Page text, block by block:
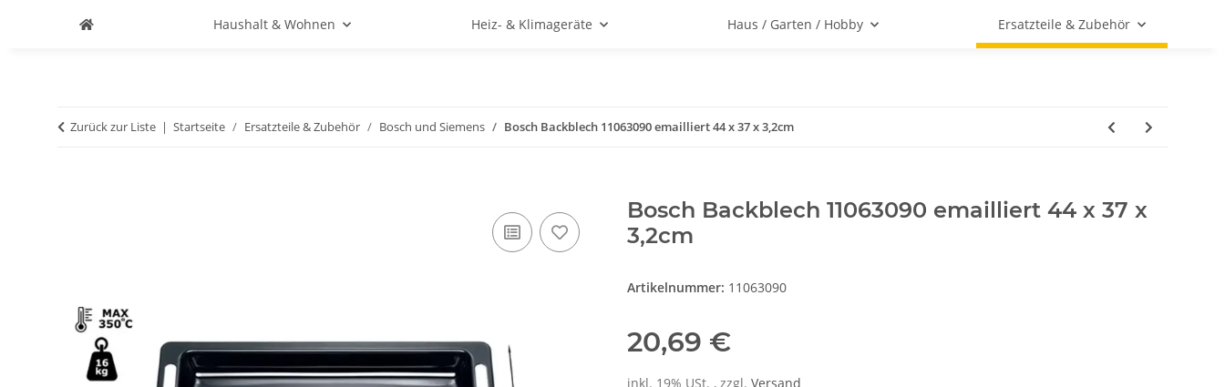
Haushalt & Wohnen Heiz- & Klimageräte Haus / Garten / Hobby Ersatzteile & Zubehör
Zurück zur Liste Startseite Ersatzteile & Zubehör Bosch und Siemens Bosch Backblech 11063090 emailliert 44 x 37 x 3,2cm
Bosch Backblech 11063090 emailliert 44 x 37 x
3,2cm
Artikelnummer: 11063090
20,69 €
inkl. 19% USt. , zzgl. Versand